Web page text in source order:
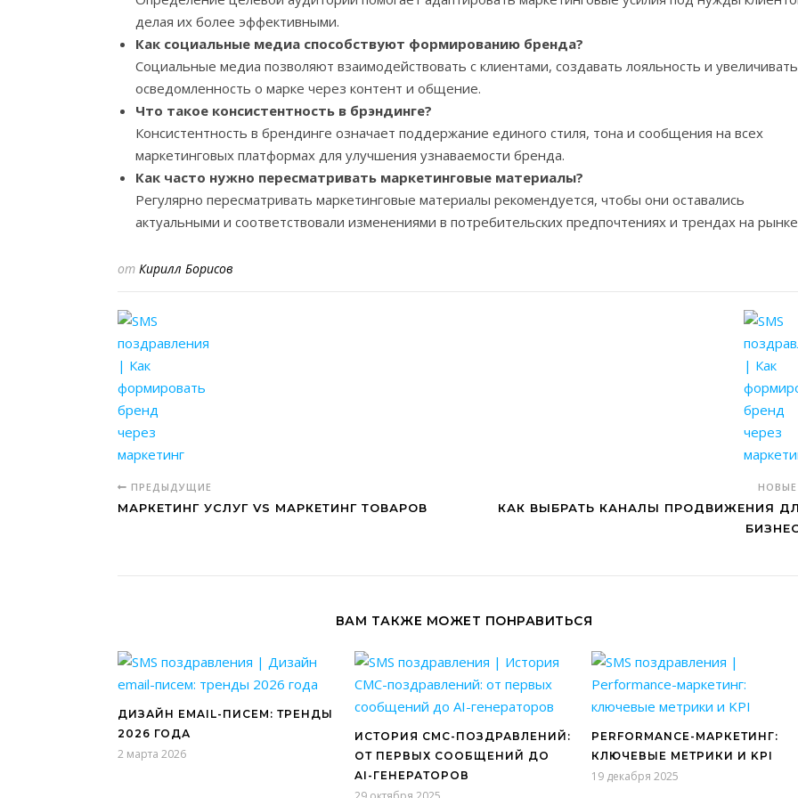
делая их более эффективными.
Как социальные медиа способствуют формированию бренда?
Социальные медиа позволяют взаимодействовать с клиентами, создавать лояльность и увеличивать
осведомленность о марке через контент и общение.
Что такое консистентность в брэндинге?
Консистентность в брендинге означает поддержание единого стиля, тона и сообщения на всех
маркетинговых платформах для улучшения узнаваемости бренда.
Как часто нужно пересматривать маркетинговые материалы?
Регулярно пересматривать маркетинговые материалы рекомендуется, чтобы они оставались
актуальными и соответствовали изменениями в потребительских предпочтениях и трендах на
от Кирилл Борисов
ПРЕДЫДУЩИЕ
МАРКЕТИНГ УСЛУГ VS МАРКЕТИНГ ТОВАРОВ
КАК ВЫБРАТЬ КАНАЛЫ ПРОДВИЖЕНИЯ
ВАМ ТАКЖЕ МОЖЕТ ПОНРАВИТЬСЯ
ДИЗАЙН EMAIL-ПИСЕМ: ТРЕНДЫ
2026 ГОДА
2 марта 2026
ИСТОРИЯ СМС-ПОЗДРАВЛЕНИЙ:
ОТ ПЕРВЫХ СООБЩЕНИЙ ДО
AI-ГЕНЕРАТОРОВ
PERFORMANCE-МАРКЕТИНГ:
КЛЮЧЕВЫЕ МЕТРИКИ И KPI
19 декабря 2025